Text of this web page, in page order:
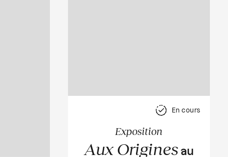
En cours
Exposition
Aux Origines au